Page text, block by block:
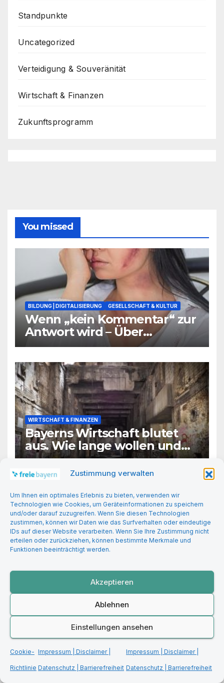
Zustimmung verwalten
Um Ihnen ein optimales Erlebnis zu bieten, verwenden wir
Technologien wie Cookies, um Geräteinformationen zu speichern
und/oder darauf zuzugreifen. Wenn Sie diesen Technologien
zustimmen, können wir Daten wie das Surfverhalten oder eindeutige
IDs auf dieser Website verarbeiten. Wenn Sie Ihre Zustimmung nicht
erteilen oder zurückziehen, können bestimmte Merkmale und
Funktionen beeinträchtigt werden.
Akzeptieren
Ablehnen
Einstellungen ansehen
Cookie-
Richtlinie
Impressum | Disclaimer |
Datenschutz | Barrierefreiheit
Impressum | Disclaimer |
Datenschutz | Barrierefreiheit
Standpunkte
Uncategorized
Verteidigung & Souveränität
Wirtschaft & Finanzen
Zukunftsprogramm
You missed
BILDUNG | DIGITALISIERUNG GESELLSCHAFT & KULTUR
Wenn „kein Kommentar“ zur
Antwort wird – Über
Warnsignale aus Schulen, die
WIRTSCHAFT & FINANZEN
Bayerns Wirtschaft blutet
aus. Wie lange wollen und
können wir uns den
wirtschaftlichen Niedergang
noch leisten?
ALLGEMEIN INNERE SICHERHEIT
Wer seine Freiheit will, muss
Was Bayern unter Freiheit
versteht